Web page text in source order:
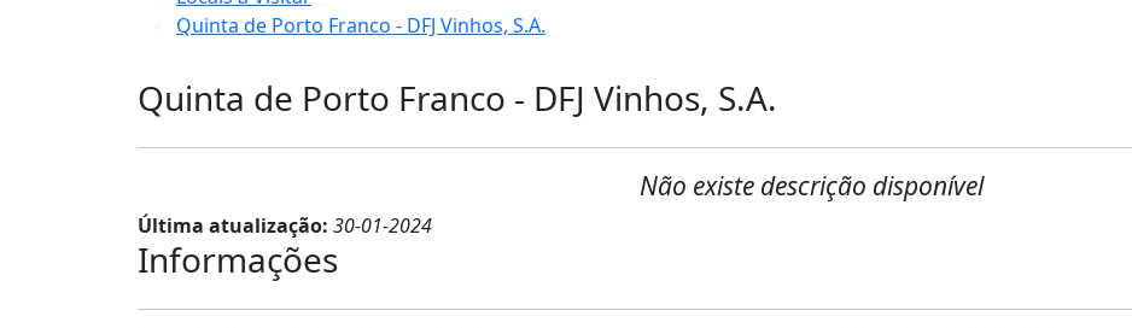
Quinta de Porto Franco - DFJ Vinhos, S.A.
Quinta de Porto Franco - DFJ Vinhos, S.A.
Não existe descrição disponível
Última atualização: 30-01-2024
Informações